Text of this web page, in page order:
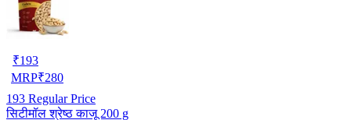
₹193
MRP₹280
193 Regular Price
सिटीमॉल श्रेष्ठ काजू 200 g